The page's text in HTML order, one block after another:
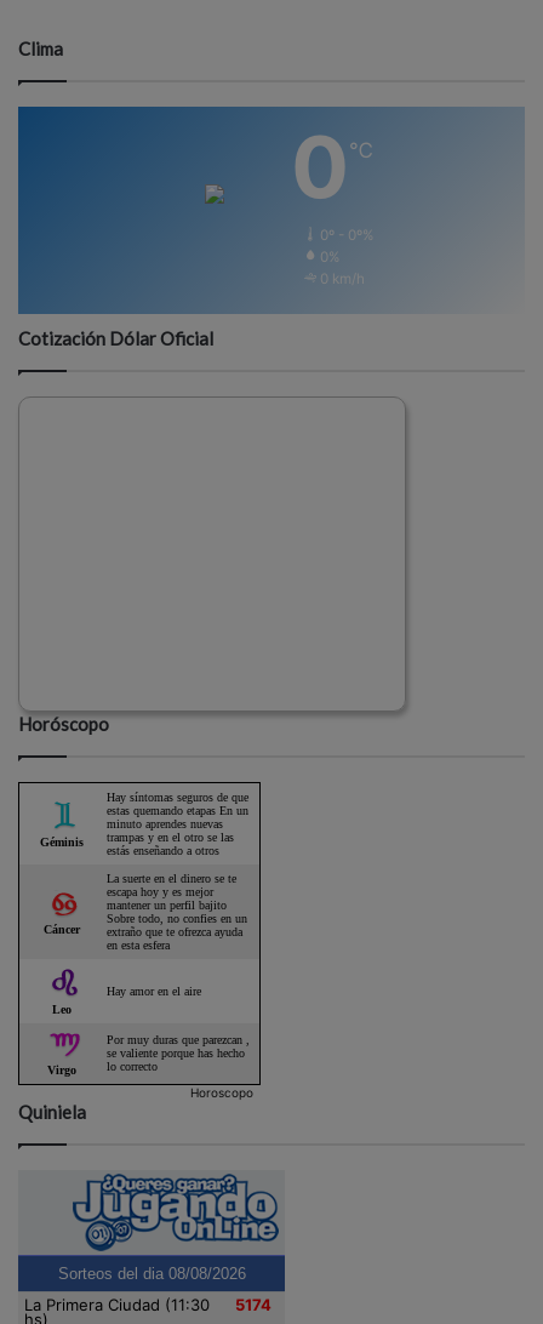
Clima
0 ℃
0º - 0º%
0%
0 km/h
Cotización Dólar Oficial
Horóscopo
Horoscopo
Quiniela